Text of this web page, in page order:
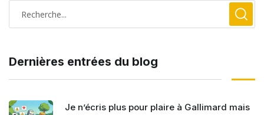
Dernières entrées du blog
Je n’écris plus pour plaire à Gallimard mais